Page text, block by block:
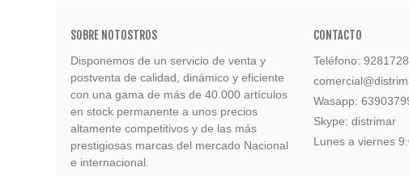
SOBRE NOTOSTROS
Disponemos de un servicio de venta y
postventa de calidad, dinámico y eficiente
con una gama de más de 40.000 artículos
en stock permanente a unos precios
altamente competitivos y de las más
prestigiosas marcas del mercado Nacional
e internacional.
CONTACTO
Teléfono:
Wasapp:
Skype: distrimar
Lunes a viernes